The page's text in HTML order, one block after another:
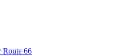
Route 66